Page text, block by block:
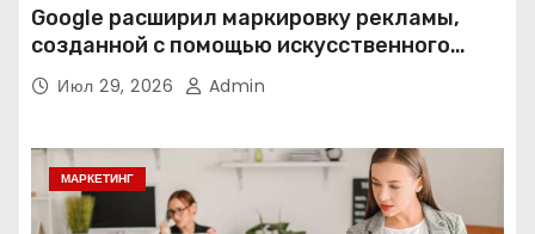
Google расширил маркировку рекламы,
созданной с помощью искусственного
интеллекта
Июл 29, 2026 Admin
МАРКЕТИНГ